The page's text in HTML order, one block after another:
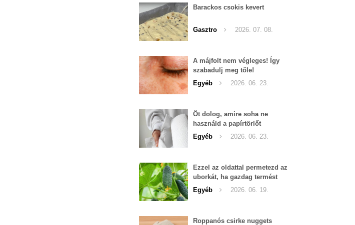
Barackos csokis kevert
Gasztro 2026. 07. 08.
A májfolt nem végleges! Így
szabadulj meg tőle!
Egyéb
2026. 06. 23.
Öt dolog, amire soha ne
használd a papírtörlőt
Egyéb
2026. 06. 23.
Ezzel az oldattal permetezd az
uborkát, ha gazdag termést
szeretnél begyűjteni
Egyéb 2026. 06. 19.
Roppanós csirke nuggets